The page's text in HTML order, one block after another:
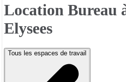
Location Bureau
Elysees
Tous les espaces de travail